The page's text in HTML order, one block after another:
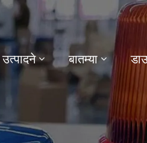
उत्पादने बातम्या